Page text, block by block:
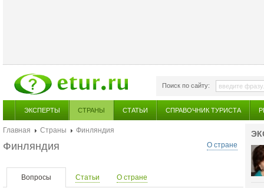
Поиск по сайту:
ЭКСПЕРТЫ СТРАНЫ СТАТЬИ СПРАВОЧНИК ТУРИСТА
Главная Страны
Финляндия
О стране
Финляндия
Вопросы Статьи О стране